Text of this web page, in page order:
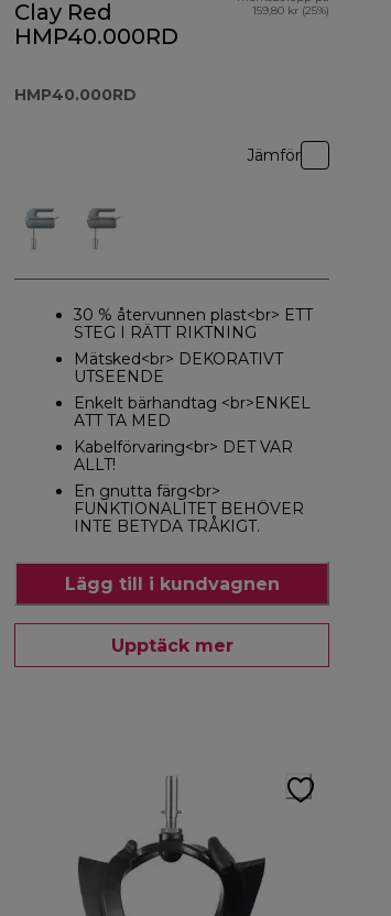
Clay Red
HMP40.000RD
HMP40.000RD
159,80 kr (25%)
Jämför
30 % återvunnen plast<br> ETT
STEG I RÄTT RIKTNING
Mätsked<br> DEKORATIVT
UTSEENDE
Enkelt bärhandtag <br>ENKEL
ATT TA MED
Kabelförvaring<br> DET VAR
ALLT!
En gnutta färg<br>
FUNKTIONALITET BEHÖVER
INTE BETYDA TRÅKIGT.
Lägg till i kundvagnen
Upptäck mer